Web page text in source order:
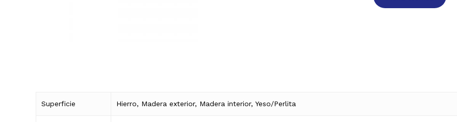
Superficie Hierro, Madera exterior, Madera interior, Yeso/Perlita